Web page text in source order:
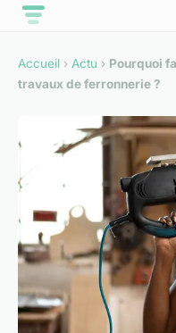
Accueil › Actu › Pourquoi
travaux de ferronnerie ?